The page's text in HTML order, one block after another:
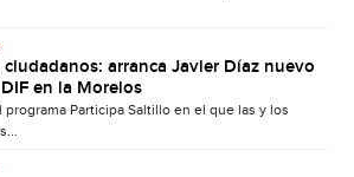
ciudadanos: arranca Javier Díaz nuevo
en la Morelos
programa Participa Saltillo en el que las y los